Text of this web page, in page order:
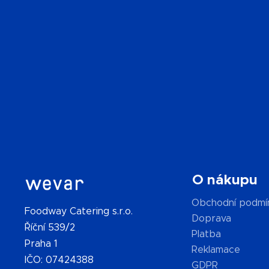
Foodway Catering s.r.o.
Říční 539/2
Praha 1
IČO: 07424388
O nákupu
Obchodní
Doprava
Platba
Reklamace
GDPR